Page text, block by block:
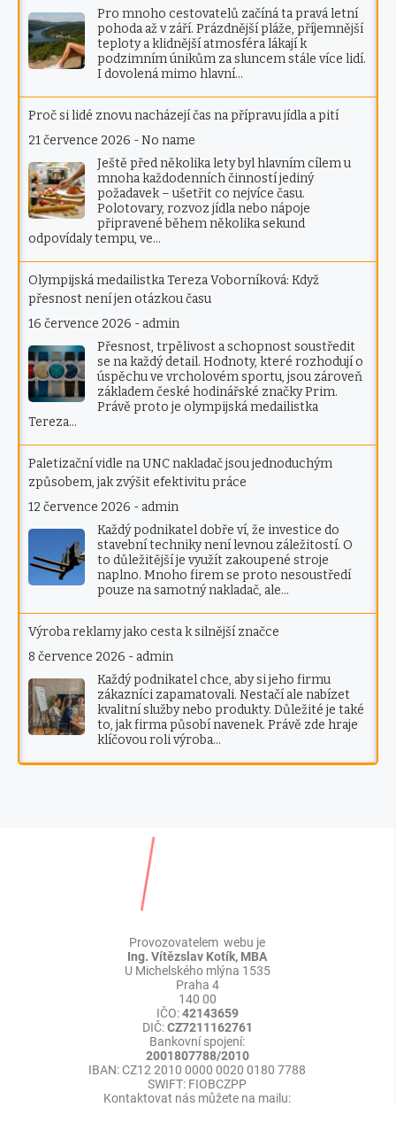
Pro mnoho cestovatelů začíná ta pravá letní
pohoda až v září. Prázdnější pláže, příjemnější
teploty a klidnější atmosféra lákají k
podzimním únikům za sluncem stále více lidí.
I dovolená mimo hlavní…
Proč si lidé znovu nacházejí čas na přípravu jídla a pití
21 července 2026 -No name
Ještě před několika lety byl hlavním cílem u
mnoha každodenních činností jediný
požadavek – ušetřit co nejvíce času.
Polotovary, rozvoz jídla nebo nápoje
připravené během několika sekund
odpovídaly tempu, ve…
Olympijská medailistka Tereza Voborníková: Když
přesnost není jen otázkou času
16 července 2026 - admin
Přesnost, trpělivost a schopnost soustředit
se na každý detail. Hodnoty, které rozhodují o
úspěchu ve vrcholovém sportu, jsou zároveň
základem české hodinářské značky Prim.
Právě proto je olympijská medailistka
Tereza…
Paletizační vidle na UNC nakladač jsou jednoduchým
způsobem, jak zvýšit efektivitu práce
12 července 2026 - admin
Každý podnikatel dobře ví, že investice do
stavební techniky není levnou záležitostí. O
to důležitější je využít zakoupené stroje
naplno. Mnoho firem se proto nesoustředí
pouze na samotný nakladač, ale…
Výroba reklamy jako cesta k silnější značce
8 července 2026 - admin
Každý podnikatel chce, aby si jeho firmu
zákazníci zapamatovali. Nestačí ale nabízet
kvalitní služby nebo produkty. Důležité je také
to, jak firma působí navenek. Právě zde hraje
klíčovou roli výroba…
Provozovatelem webu je
Ing. Vítězslav Kotík, MBA
U Michelského mlýna 1535
Praha 4
140 00
IČO:42143659
DIČ:CZ7211162761
Bankovní spojení:
2001807788/2010
IBAN: CZ12 2010 0000 0020 0180 7788
SWIFT: FIOBCZPP
Kontaktovat nás můžete na mailu: